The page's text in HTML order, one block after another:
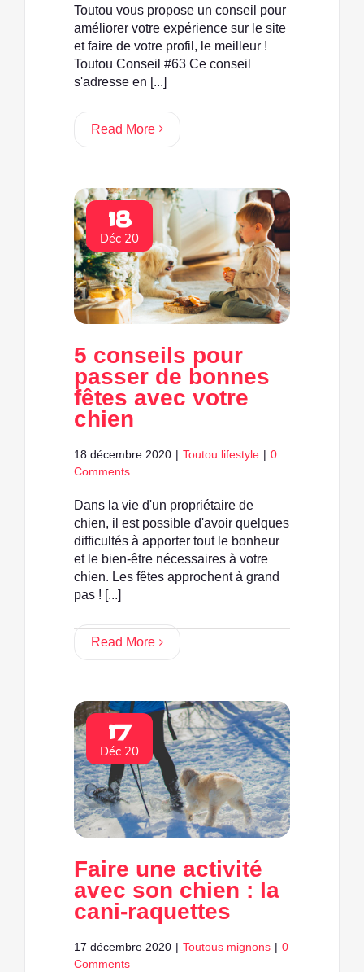
Toutou vous propose un conseil pour
améliorer votre expérience sur le site
et faire de votre profil, le meilleur !
Toutou Conseil #63 Ce conseil
s'adresse en [...]
Read More
18
Déc 20
5 conseils pour
passer de bonnes
fêtes avec votre
chien
18 décembre 2020 | Toutou lifestyle | 0
Comments
Dans la vie d'un propriétaire de
chien, il est possible d'avoir quelques
difficultés à apporter tout le bonheur
et le bien-être nécessaires à votre
chien. Les fêtes approchent à grand
pas ! [...]
Read More
17
Déc 20
Faire une activité
avec son chien : la
cani-raquettes
17 décembre 2020 | Toutous mignons | 0
Comments